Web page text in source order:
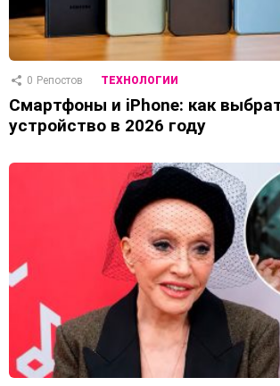
0 Репостов ТЕХНОЛОГИИ
Смартфоны и iPhone: как
устройство в 2026 году